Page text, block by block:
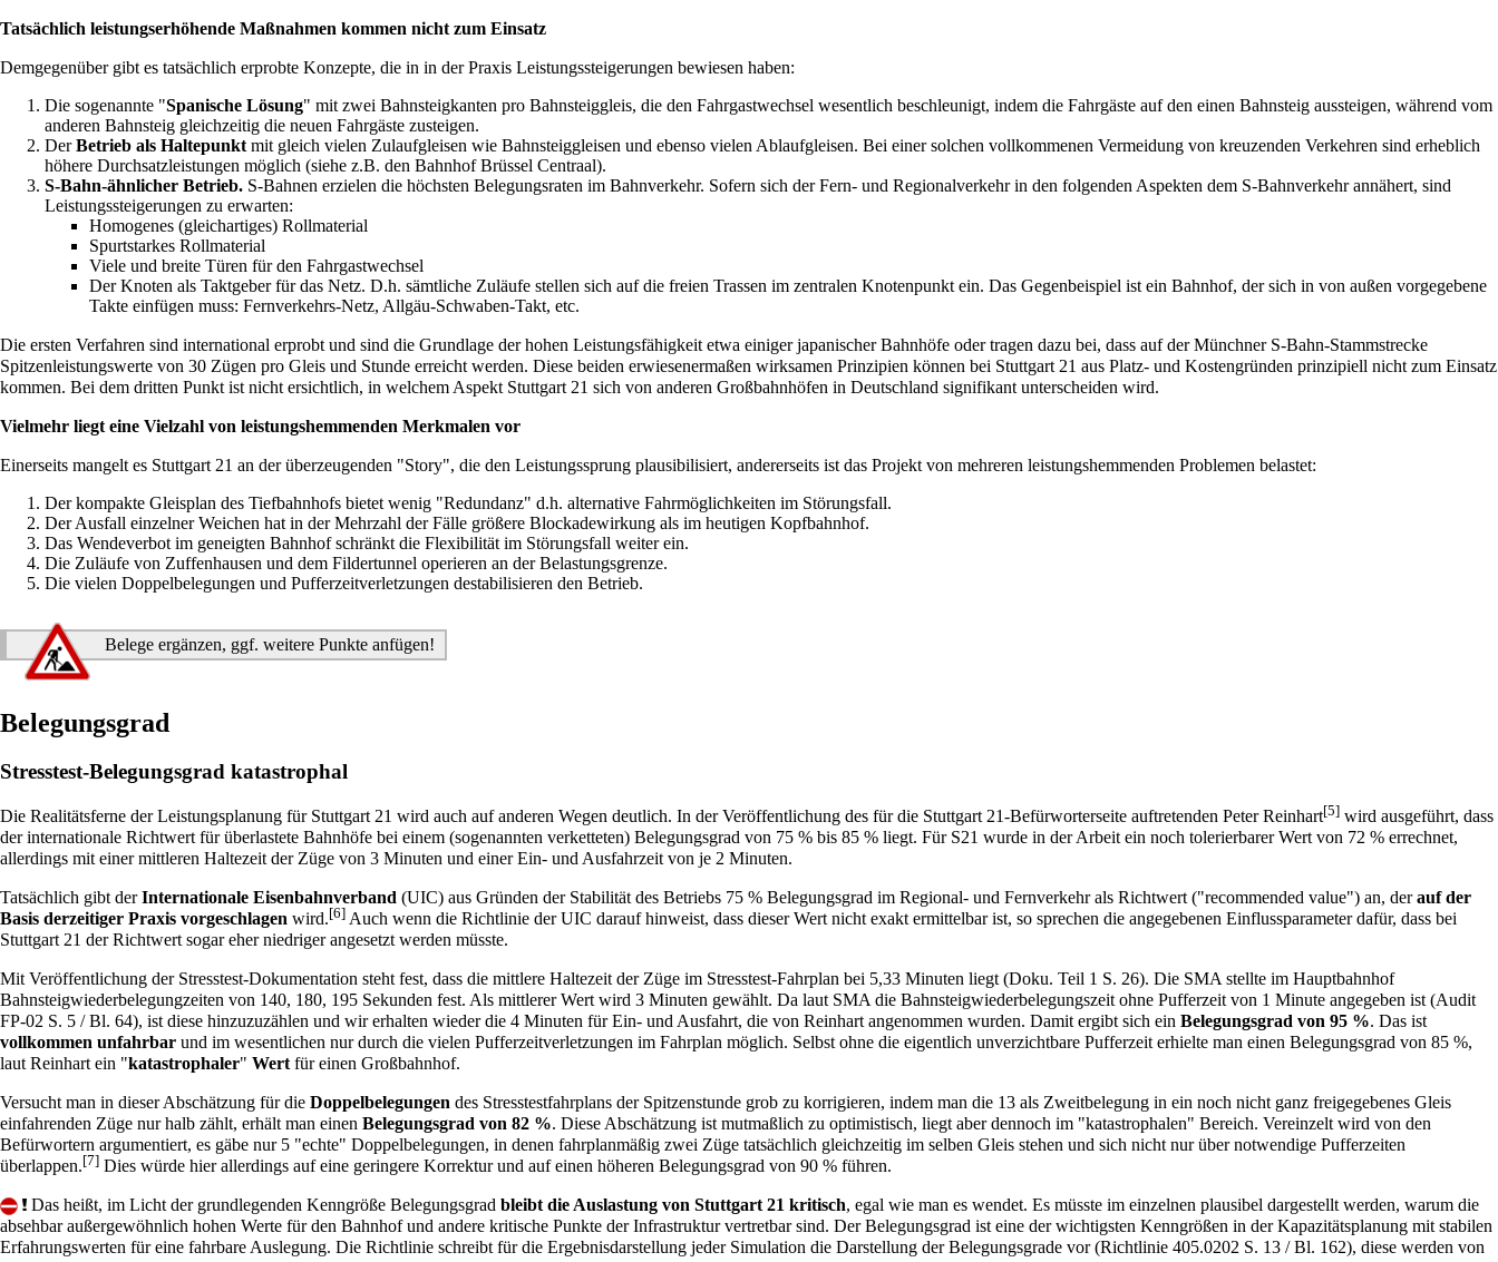
Tatsächlich leistungserhöhende Maßnahmen kommen nicht zum Einsatz
Demgegenüber gibt es tatsächlich erprobte Konzepte, die in in der Praxis Leistungssteigerungen bewiesen haben:
Die sogenannte "Spanische Lösung" mit zwei Bahnsteigkanten pro Bahnsteiggleis, die den Fahrgastwechsel wesentlich beschleunigt, indem die Fahrgäste auf den einen Bahnsteig aussteigen, während vom
anderen Bahnsteig gleichzeitig die neuen Fahrgäste zusteigen.
DerBetrieb als Haltepunkt mit gleich vielen Zulaufgleisen wie Bahnsteiggleisen und ebenso vielen Ablaufgleisen. Bei einer solchen vollkommenen Vermeidung von kreuzenden Verkehren sind erheblich
höhere Durchsatzleistungen möglich (siehe z.B. den Bahnhof Brüssel Centraal).
S-Bahn-ähnlicher Betrieb. S-Bahnen erzielen die höchsten Belegungsraten im Bahnverkehr. Sofern sich der Fern- und Regionalverkehr in den folgenden Aspekten dem S-Bahnverkehr annähert, sind
Leistungssteigerungen zu erwarten:
Homogenes (gleichartiges) Rollmaterial
Spurtstarkes Rollmaterial
Viele und breite Türen für den Fahrgastwechsel
Der Knoten als Taktgeber für das Netz. D.h. sämtliche Zuläufe stellen sich auf die freien Trassen im zentralen Knotenpunkt ein. Das Gegenbeispiel ist ein Bahnhof, der sich in von außen vorgegebene
Takte einfügen muss: Fernverkehrs-Netz, Allgäu-Schwaben-Takt, etc.
Die ersten Verfahren sind international erprobt und sind die Grundlage der hohen Leistungsfähigkeit etwa einiger japanischer Bahnhöfe oder tragen dazu bei, dass auf der Münchner S-Bahn-Stammstrecke
Spitzenleistungswerte von 30 Zügen pro Gleis und Stunde erreicht werden. Diese beiden erwiesenermaßen wirksamen Prinzipien können bei Stuttgart 21 aus Platz- und Kostengründen prinzipiell nicht zum Einsatz
kommen. Bei dem dritten Punkt ist nicht ersichtlich, in welchem Aspekt Stuttgart 21 sich von anderen Großbahnhöfen in Deutschland signifikant unterscheiden wird.
Vielmehr liegt eine Vielzahl von leistungshemmenden Merkmalen vor
Einerseits mangelt es Stuttgart 21 an der überzeugenden "Story", die den Leistungssprung plausibilisiert, andererseits ist das Projekt von mehreren leistungshemmenden Problemen belastet:
Der kompakte Gleisplan des Tiefbahnhofs bietet wenig "Redundanz" d.h. alternative Fahrmöglichkeiten im Störungsfall.
Der Ausfall einzelner Weichen hat in der Mehrzahl der Fälle größere Blockadewirkung als im heutigen Kopfbahnhof.
Das Wendeverbot im geneigten Bahnhof schränkt die Flexibilität im Störungsfall weiter ein.
Die Zuläufe von Zuffenhausen und dem Fildertunnel operieren an der Belastungsgrenze.
Die vielen Doppelbelegungen und Pufferzeitverletzungen destabilisieren den Betrieb.
Belege ergänzen, ggf. weitere Punkte anfügen!
Belegungsgrad
Stresstest-Belegungsgrad katastrophal
Die Realitätsferne der Leistungsplanung für Stuttgart 21 wird auch auf anderen Wegen deutlich. In der Veröffentlichung des für die Stuttgart 21-Befürworterseite auftretenden Peter Reinhart[5] wird ausgeführt, dass
der internationale Richtwert für überlastete Bahnhöfe bei einem (sogenannten verketteten) Belegungsgrad von 75 % bis 85 % liegt. Für S21 wurde in der Arbeit ein noch tolerierbarer Wert von 72 % errechnet,
allerdings mit einer mittleren Haltezeit der Züge von 3 Minuten und einer Ein- und Ausfahrzeit von je 2 Minuten.
Tatsächlich gibt derInternationale Eisenbahnverband (UIC) aus Gründen der Stabilität des Betriebs 75 % Belegungsgrad im Regional- und Fernverkehr als Richtwert ("recommended value") an, derauf der
Basis derzeitiger Praxis vorgeschlagen wird.[6] Auch wenn die Richtlinie der UIC darauf hinweist, dass dieser Wert nicht exakt ermittelbar ist, so sprechen die angegebenen Einflussparameter dafür, dass bei
Stuttgart 21 der Richtwert sogar eher niedriger angesetzt werden müsste.
Mit Veröffentlichung der Stresstest-Dokumentation steht fest, dass die mittlere Haltezeit der Züge im Stresstest-Fahrplan bei 5,33 Minuten liegt (Doku. Teil 1 S. 26). Die SMA stellte im Hauptbahnhof
Bahnsteigwiederbelegungzeiten von 140, 180, 195 Sekunden fest. Als mittlerer Wert wird 3 Minuten gewählt. Da laut SMA die Bahnsteigwiederbelegungszeit ohne Pufferzeit von 1 Minute angegeben ist (Audit
FP-02 S. 5 / Bl. 64), ist diese hinzuzuzählen und wir erhalten wieder die 4 Minuten für Ein- und Ausfahrt, die von Reinhart angenommen wurden. Damit ergibt sich ein Belegungsgrad von 95 %. Das ist
vollkommen unfahrbar und im wesentlichen nur durch die vielen Pufferzeitverletzungen im Fahrplan möglich. Selbst ohne die eigentlich unverzichtbare Pufferzeit erhielte man einen Belegungsgrad von 85 %,
laut Reinhart ein "katastrophaler" Wert für einen Großbahnhof.
Versucht man in dieser Abschätzung für die Doppelbelegungen des Stresstestfahrplans der Spitzenstunde grob zu korrigieren, indem man die 13 als Zweitbelegung in ein noch nicht ganz freigegebenes Gleis
einfahrenden Züge nur halb zählt, erhält man einen Belegungsgrad von 82 %. Diese Abschätzung ist mutmaßlich zu optimistisch, liegt aber dennoch im "katastrophalen" Bereich. Vereinzelt wird von den
Befürwortern argumentiert, es gäbe nur 5 "echte" Doppelbelegungen, in denen fahrplanmäßig zwei Züge tatsächlich gleichzeitig im selben Gleis stehen und sich nicht nur über notwendige Pufferzeiten
überlappen.[7] Dies würde hier allerdings auf eine geringere Korrektur und auf einen höheren Belegungsgrad von 90 % führen.
Das heißt, im Licht der grundlegenden Kenngröße Belegungsgrad bleibt die Auslastung von Stuttgart 21 kritisch, egal wie man es wendet. Es müsste im einzelnen plausibel dargestellt werden, warum die
absehbar außergewöhnlich hohen Werte für den Bahnhof und andere kritische Punkte der Infrastruktur vertretbar sind. Der Belegungsgrad ist eine der wichtigsten Kenngrößen in der Kapazitätsplanung mit stabilen
Erfahrungswerten für eine fahrbare Auslegung. Die Richtlinie schreibt für die Ergebnisdarstellung jeder Simulation die Darstellung der Belegungsgrade vor (Richtlinie 405.0202 S. 13 / Bl. 162), diese werden von